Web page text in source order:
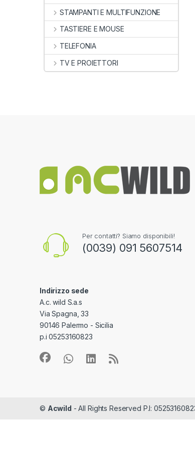
STAMPANTI E MULTIFUNZIONE
TASTIERE E MOUSE
TELEFONIA
TV E PROIETTORI
Per contatti? Siamo disponibili!
(0039) 091 5607514
Indirizzo sede
A.c. wild S.a.s
Via Spagna, 33
90146 Palermo - Sicilia
p.i 05253160823
© Acwild - All Rights Reserved P.I: